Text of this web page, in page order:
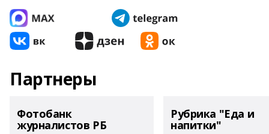
Партнеры
Фотобанк
журналистов РБ
Рубрика "Еда и
напитки"